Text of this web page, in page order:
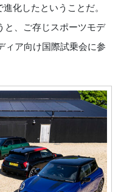
化したということだ。
と、ご存じスポーツモデ
ィア向け国際試乗会に参